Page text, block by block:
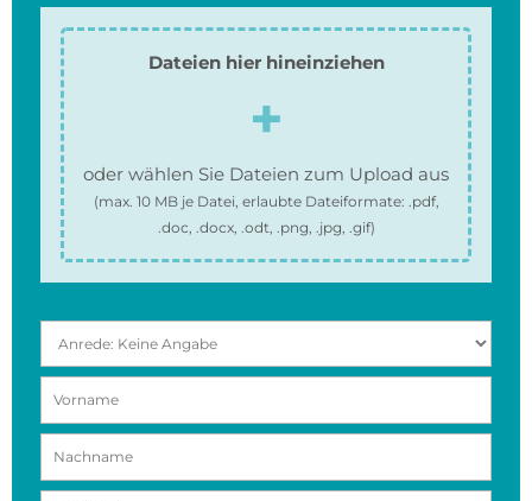
Dateien hier hineinziehen
oder wählen Sie Dateien zum Upload aus
(max. 10 MBje Datei, erlaubte Dateiformate: .pdf,
.doc, .docx, .odt, .png, .jpg, .gif)